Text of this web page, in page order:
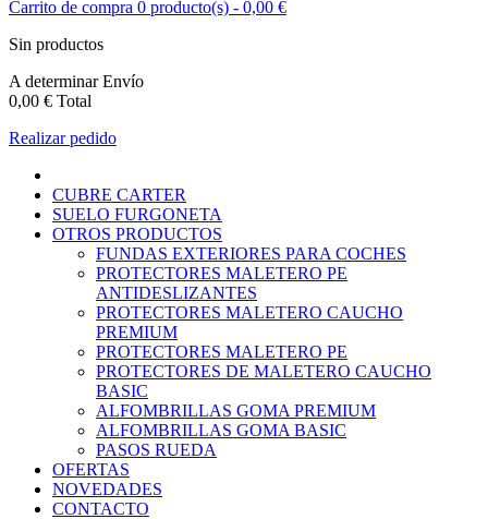
Carrito de compra 0 producto(s) - 0,00 €
Sin productos
A determinarEnvío
0,00 € Total
Realizar pedido
CUBRE CARTER
SUELO FURGONETA
OTROS PRODUCTOS
FUNDAS EXTERIORES PARA COCHES
PROTECTORES MALETERO PE
ANTIDESLIZANTES
PROTECTORES MALETERO CAUCHO
PREMIUM
PROTECTORES MALETERO PE
PROTECTORES DE MALETERO CAUCHO
BASIC
ALFOMBRILLAS GOMA PREMIUM
ALFOMBRILLAS GOMA BASIC
PASOS RUEDA
OFERTAS
NOVEDADES
CONTACTO